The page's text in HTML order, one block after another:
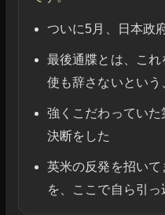
ついに5月、日本政
最後通牒とは、こ
使も辞さないとい
強くこだわってい
決断をした
英米の反発を招い
を、ここで自ら引